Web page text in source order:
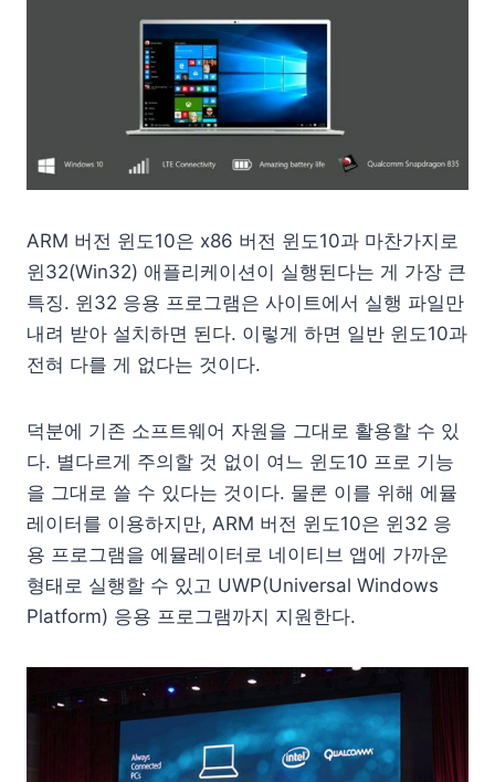
ARM 버전 윈도10은 x86 버전 윈도10과 마찬가지로
윈32(Win32) 애플리케이션이 실행된다는 게 가장 큰
특징. 윈32 응용 프로그램은 사이트에서 실행 파일만
내려 받아 설치하면 된다. 이렇게 하면 일반 윈도10과
전혀 다를 게 없다는 것이다.
덕분에 기존 소프트웨어 자원을 그대로 활용할 수 있
다. 별다르게 주의할 것 없이 여느 윈도10 프로 기능
을 그대로 쓸 수 있다는 것이다. 물론 이를 위해 에뮬
레이터를 이용하지만, ARM 버전 윈도10은 윈32 응
용 프로그램을 에뮬레이터로 네이티브 앱에 가까운
형태로 실행할 수 있고 UWP(Universal Windows
Platform) 응용 프로그램까지 지원한다.